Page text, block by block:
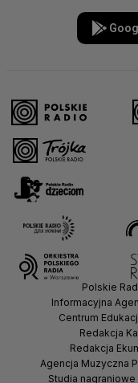
Polskie
Informacyjna
Centrum
Redakcja
Redakcja
Agencja Muzyczna
Studia